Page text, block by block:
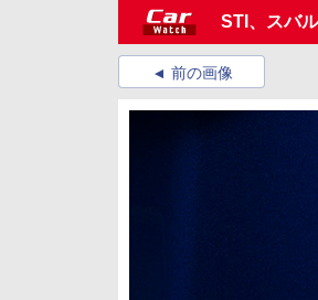
STI、スバ
前の画像